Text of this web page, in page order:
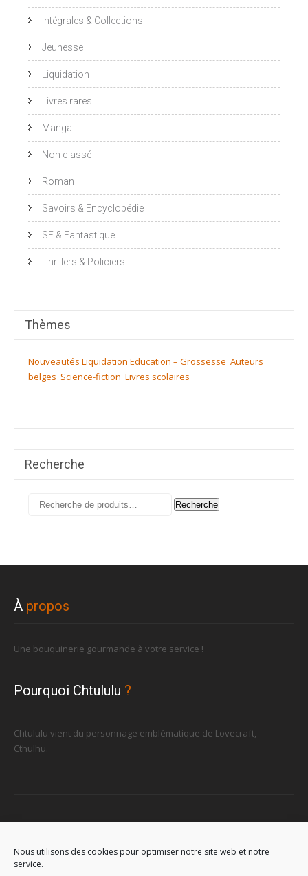
Nous utilisons des cookies pour optimiser notre site web et notre
service.
Intégrales & Collections
Jeunesse
Liquidation
Livres rares
Manga
Non classé
Roman
Savoirs & Encyclopédie
SF & Fantastique
Thrillers & Policiers
Thèmes
Nouveautés Liquidation Education – Grossesse Auteurs
belges Science-fiction Livres scolaires
Recherche
Recherche
Recherche
À propos
Une bouquinerie gourmande à votre service !
Pourquoi Chtululu ?
Chtululu vient du personnage emblématique de Lovecraft,
Cthulhu.